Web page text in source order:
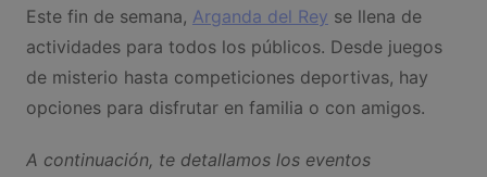
Este fin de semana, Arganda del Rey se llena de
actividades para todos los públicos. Desde juegos
de misterio hasta competiciones deportivas, hay
opciones para disfrutar en familia o con amigos.
A continuación, te detallamos los eventos